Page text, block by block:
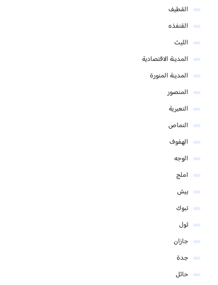
القطيف
القنفذه
الليث
المدينة الاقتصادية
المدينة المنورة
المنصور
النعيرية
النماص
الهفوف
الوجه
املج
بيش
تبوك
ثول
جازان
جدة
حائل